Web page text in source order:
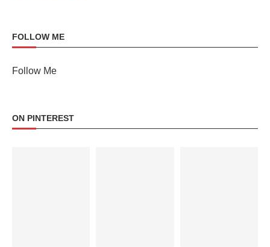
FOLLOW ME
Follow Me
ON PINTEREST